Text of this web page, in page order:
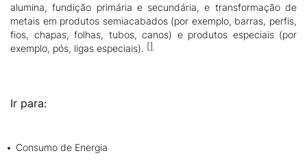
alumina, fundição primária e secundária, e transformação de
metais em produtos semiacabados (por exemplo, barras, perfis,
fios, chapas, folhas, tubos, canos) e produtos especiais (por
exemplo, pós, ligas especiais).
Ir para:
Consumo de Energia